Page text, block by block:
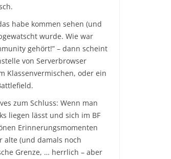
habe kommen sehen (und
wurde. Wie war
gehört!” – dann scheint
von Serverbrowser
Klassenvermischen, oder ein
zum Schluss: Wenn man
liegen lässt und sich im BF
Erinnerungsmomenten
alte (und damals noch
Grenze, … herrlich – aber